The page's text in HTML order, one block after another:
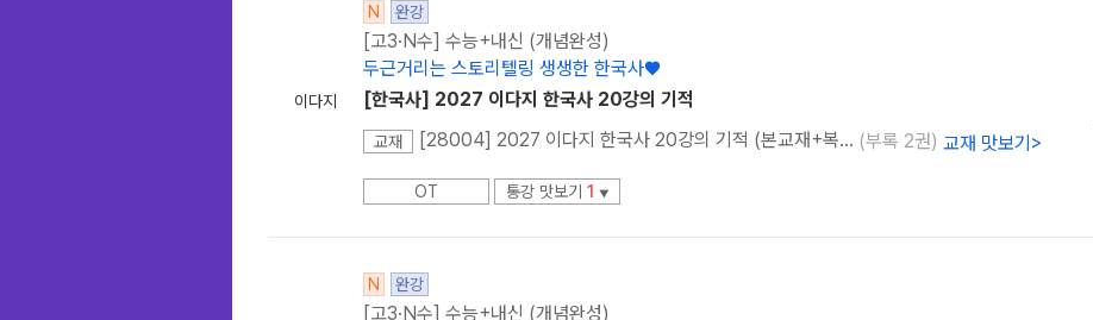
이다지
N 완강
[고3·N수] 수능+내신 (개념완성)
두근거리는 스토리텔링 생생한 한국사♥
[한국사] 2027 이다지 한국사 20강의 기적
교재 [28004] 2027 이다지 한국사 20강의 기적 (본교재+복습노트+요약노트) (부록 2권) 교재 맛보기>
OT 통강 맛보기 1 ▼
N 완강
[고3·N수] 수능+내신 (개념완성)